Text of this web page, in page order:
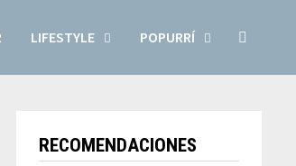
LIFESTYLE POPURRÍ
RECOMENDACIONES